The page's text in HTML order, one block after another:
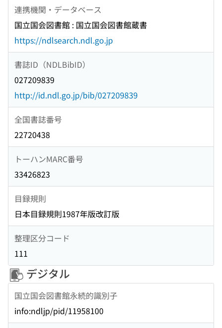
連携機関・データベース
国立国会図書館 : 国立国会図書館蔵書
https://ndlsearch.ndl.go.jp
書誌ID（NDLBibID）
027209839
http://id.ndl.go.jp/bib/027209839
全国書誌番号
22720438
トーハンMARC番号
33426823
目録規則
日本目録規則1987年版改訂版
整理区分コード
111
デジタル
国立国会図書館永続的識別子
info:ndljp/pid/11958100